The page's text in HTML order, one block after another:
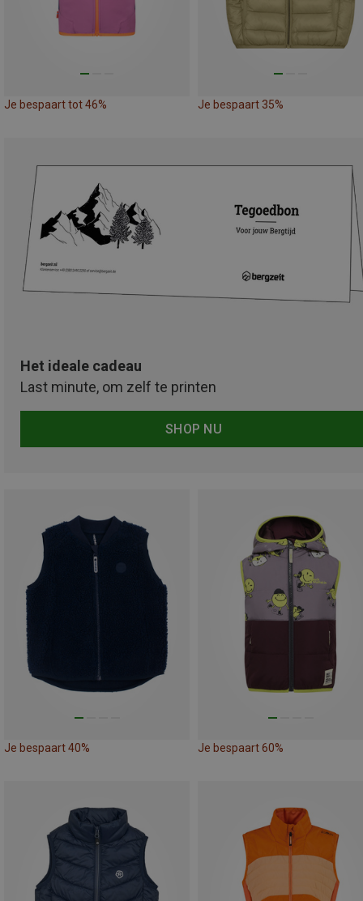
Je bespaart tot 46% Je bespaart 35%
Het ideale cadeau
Last minute, om zelf te printen
SHOP NU
Je bespaart 40% Je bespaart 60%